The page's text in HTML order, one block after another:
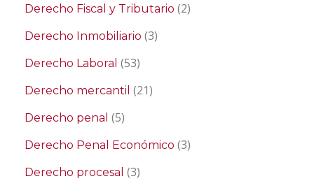
Derecho Fiscal y Tributario (2)
Derecho Inmobiliario (3)
Derecho Laboral (53)
Derecho mercantil (21)
Derecho penal (5)
Derecho Penal Económico (3)
Derecho procesal (3)